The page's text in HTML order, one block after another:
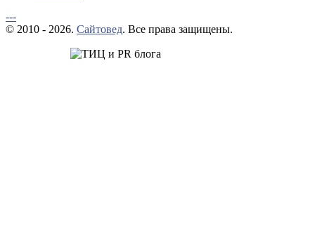
---
© 2010 - 2026. Сайтовед. Все права защищены.